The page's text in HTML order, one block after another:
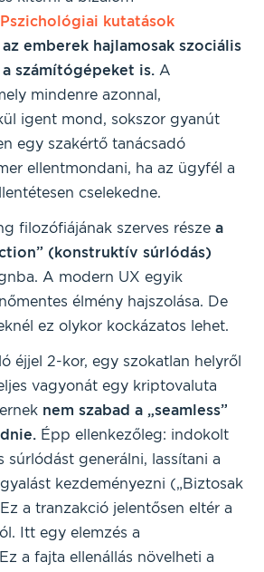
Pszichológiai kutatások
az emberek hajlamosak szociális
számítógépeket is. A
mindenre azonnal,
igent mond, sokszor gyanút
egy szakértő tanácsadó
ellentmondani, ha az ügyfél a
cselekedne.
filozófiájának szerves része a
(konstruktív súrlódás)
A modern UX egyik
élmény hajszolása. De
ez olykor kockázatos lehet.
éjjel 2-kor, egy szokatlan helyről
vagyonát egy kriptovaluta
nem szabad a „seamless”
Épp ellenkezőleg: indokolt
súrlódást generálni, lassítani a
kezdeményezni („Biztosak
a tranzakció jelentősen eltér a
Itt egy elemzés a
a fajta ellenállás növelheti a